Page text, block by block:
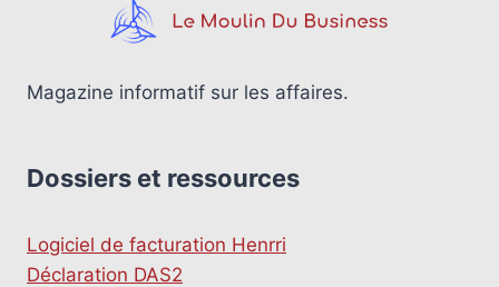
Magazine informatif sur les affaires.
Dossiers et ressources
Logiciel de facturation Henrri
Déclaration DAS2